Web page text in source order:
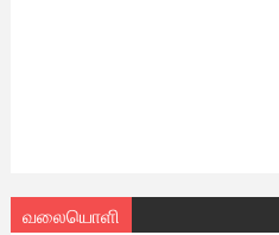
வலையொளி